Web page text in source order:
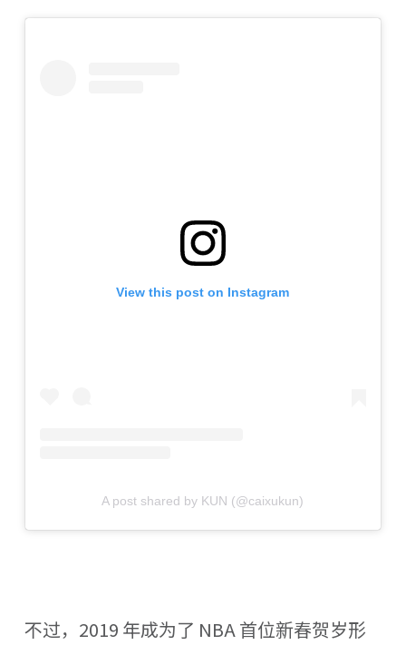
View this post on Instagram
A post shared by KUN (@caixukun)
不过，2019 年成为了 NBA 首位新春贺岁形